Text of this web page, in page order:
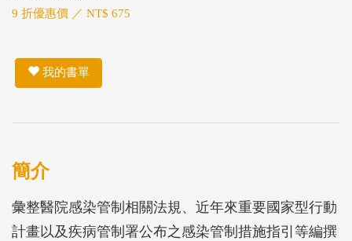
9 折優惠價 ／ NT$ 675
我的書單
簡介
彙整醫院感染管制相關法規、近年來重要國家型行動
計畫以及疾病管制署公布之感染管制措施指引等編撰